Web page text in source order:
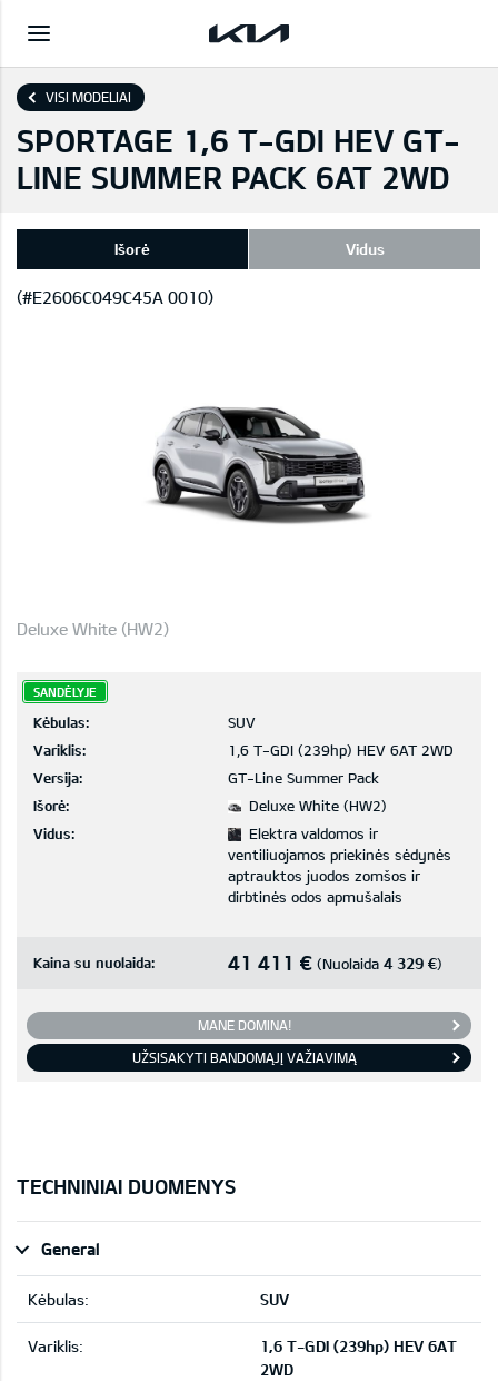
VISI MODELIAI
SPORTAGE 1,6 T-GDI HEV GT-
LINE SUMMER PACK 6AT 2WD
Išorė Vidus
(#E2606C049C45A 0010)
Deluxe White (HW2)
SANDĖLYJE
Kėbulas:
SUV
Variklis:
1,6 T-GDI (239hp) HEV 6AT 2WD
Versija:
GT-Line Summer Pack
Išorė:
Deluxe White (HW2)
Vidus:
Elektra valdomos ir
ventiliuojamos priekinės sėdynės
aptrauktos juodos zomšos ir
dirbtinės odos apmušalais
Kaina su nuolaida: 41 411 € (Nuolaida 4 329 €)
MANE DOMINA!
UŽSISAKYTI BANDOMĄJĮ VAŽIAVIMĄ
TECHNINIAI DUOMENYS
General
Kėbulas: SUV
Variklis:
1,6 T-GDI (239hp) HEV 6AT
2WD